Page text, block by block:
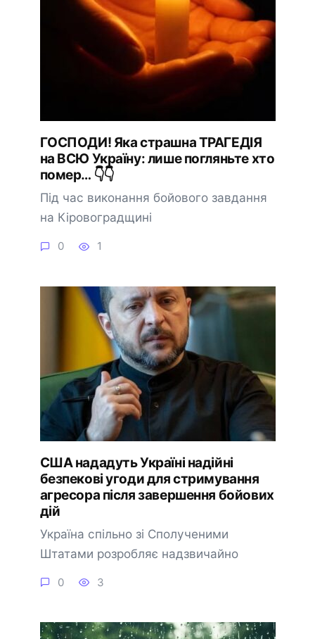
ГOCПOДИ! Якa cтpaшнa ТPAГEДIЯ
нa BCЮ Укpaїнy: лишe погляньтe xто
помep… 👇👇
Під час виконання бойового завдання
на Кіровоградщині
0 1
США нададуть Україні надійні
безпекові угоди для стримування
агресора після завершення бойових
дій
Україна спільно зі Сполученими
Штатами розробляє надзвичайно
0 3